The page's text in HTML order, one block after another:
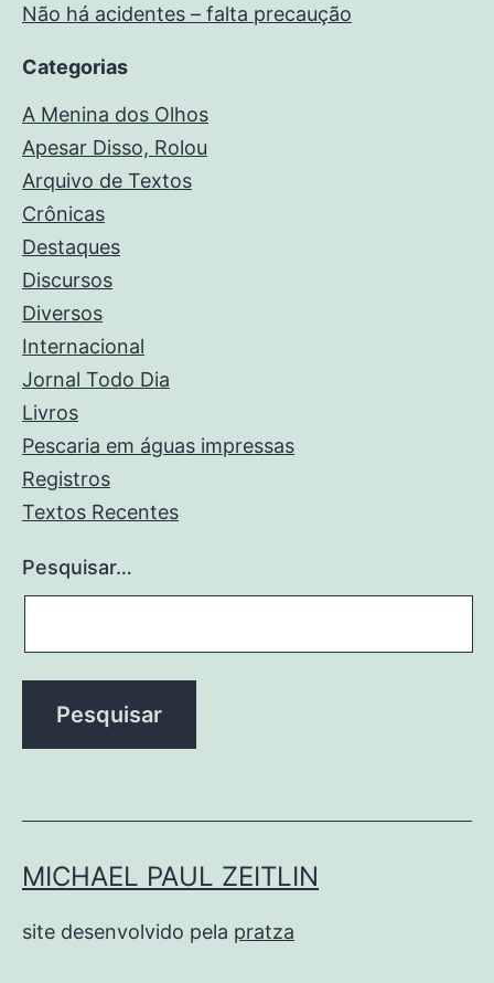
Não há acidentes – falta precaução
Categorias
A Menina dos Olhos
Apesar Disso, Rolou
Arquivo de Textos
Crônicas
Destaques
Discursos
Diversos
Internacional
Jornal Todo Dia
Livros
Pescaria em águas impressas
Registros
Textos Recentes
Pesquisar…
MICHAEL PAUL ZEITLIN
site desenvolvido pela pratza